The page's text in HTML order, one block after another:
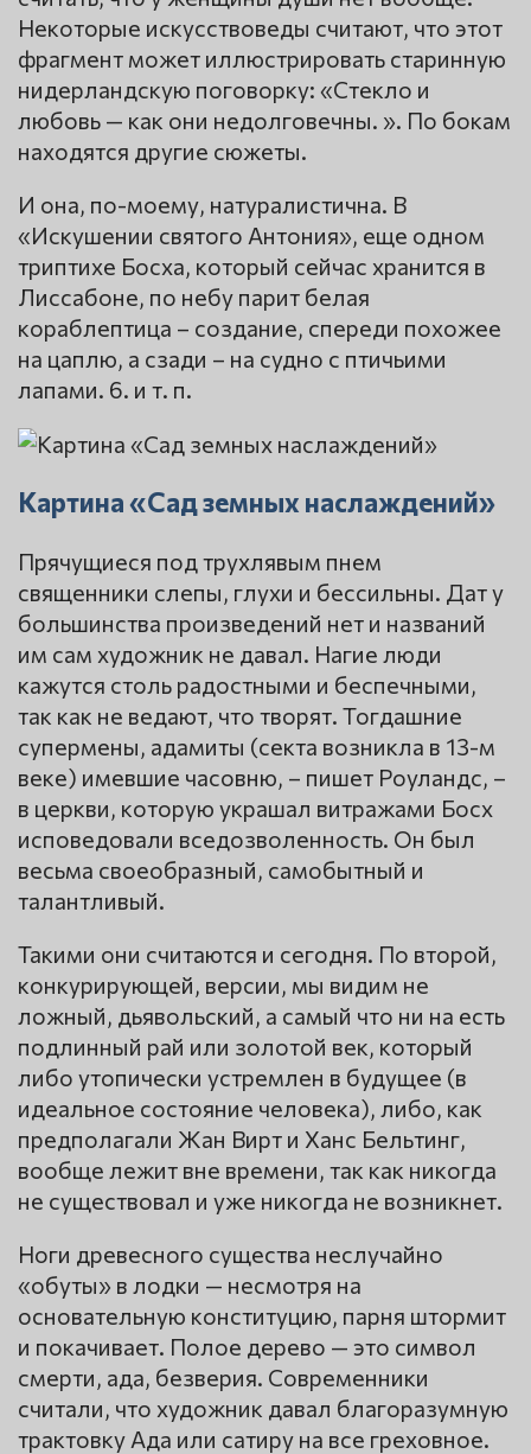
Некоторые искусствоведы считают, что этот
фрагмент может иллюстрировать старинную
нидерландскую поговорку: «Стекло и
любовь — как они недолговечны. ». По бокам
находятся другие сюжеты.
И она, по-моему, натуралистична. В
«Искушении святого Антония», еще одном
триптихе Босха, который сейчас хранится в
Лиссабоне, по небу парит белая
кораблептица – создание, спереди похожее
на цаплю, а сзади – на судно с птичьими
лапами. 6. и т. п.
Картина «Сад земных наслаждений»
Прячущиеся под трухлявым пнем
священники слепы, глухи и бессильны. Дат у
большинства произведений нет и названий
им сам художник не давал. Нагие люди
кажутся столь радостными и беспечными,
так как не ведают, что творят. Тогдашние
супермены, адамиты (секта возникла в 13-м
веке) имевшие часовню, – пишет Роуландс, –
в церкви, которую украшал витражами Босх
исповедовали вседозволенность. Он был
весьма своеобразный, самобытный и
талантливый.
Такими они считаются и сегодня. По второй,
конкурирующей, версии, мы видим не
ложный, дьявольский, а самый что ни на есть
подлинный рай или золотой век, который
либо утопически устремлен в будущее (в
идеальное состояние человека), либо, как
предполагали Жан Вирт и Ханс Бельтинг,
вообще лежит вне времени, так как никогда
не существовал и уже никогда не возникнет.
Ноги древесного существа неслучайно
«обуты» в лодки — несмотря на
основательную конституцию, парня штормит
и покачивает. Полое дерево — это символ
смерти, ада, безверия. Современники
считали, что художник давал благоразумную
трактовку Ада или сатиру на все греховное.